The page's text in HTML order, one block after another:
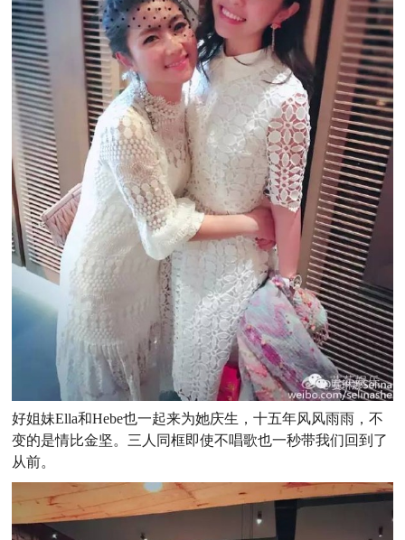
好姐妹Ella和Hebe也一起来为她庆生，十五年风风雨雨，不
变的是情比金坚。三人同框即使不唱歌也一秒带我们回到了
从前。